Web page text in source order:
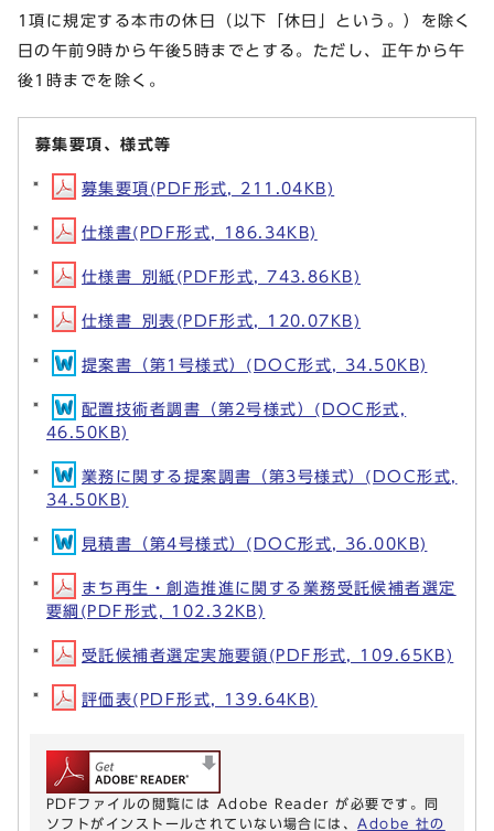
1項に規定する本市の休日（以下「休日」という。）を除く
日の午前9時から午後5時までとする。ただし、正午から午
後1時までを除く。
募集要項、様式等
募集要項(PDF形式, 211.04KB)
仕様書(PDF形式, 186.34KB)
仕様書_別紙(PDF形式, 743.86KB)
仕様書_別表(PDF形式, 120.07KB)
提案書（第1号様式）(DOC形式, 34.50KB)
配置技術者調書（第2号様式）(DOC形式,
46.50KB)
業務に関する提案調書（第3号様式）(DOC形式,
34.50KB)
見積書（第4号様式）(DOC形式, 36.00KB)
まち再生・創造推進に関する業務受託候補者選定
要綱(PDF形式, 102.32KB)
受託候補者選定実施要領(PDF形式, 109.65KB)
評価表(PDF形式, 139.64KB)
PDFファイルの閲覧には Adobe Reader が必要です。同
ソフトがインストールされていない場合には、 Adobe 社の